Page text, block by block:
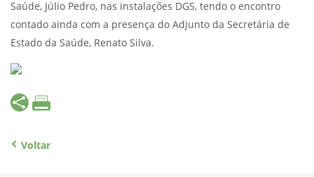
Saúde, Júlio Pedro, nas instalações DGS, tendo o encontro
contado ainda com a presença do Adjunto da Secretária de
Estado da Saúde, Renato Silva.
Voltar